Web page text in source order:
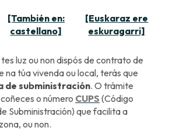
[También en:
castellano]
[Euskaraz ere
eskuragarri]
luz ou non dispós de contrato de
túa vivenda ou local, terás que
de subministración. O trámite
o número CUPS (Código
Subministración) que facilita a
ou non.